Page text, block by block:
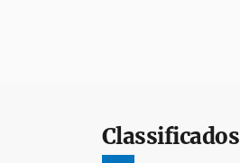
Classificados